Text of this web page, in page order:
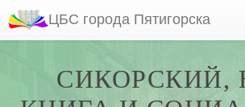
ЦБС города Пятигорска
СИКОРСКИЙ,